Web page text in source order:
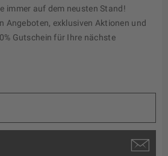
immer auf dem neusten Stand!
Angeboten, exklusiven Aktionen und
Gutschein für Ihre nächste